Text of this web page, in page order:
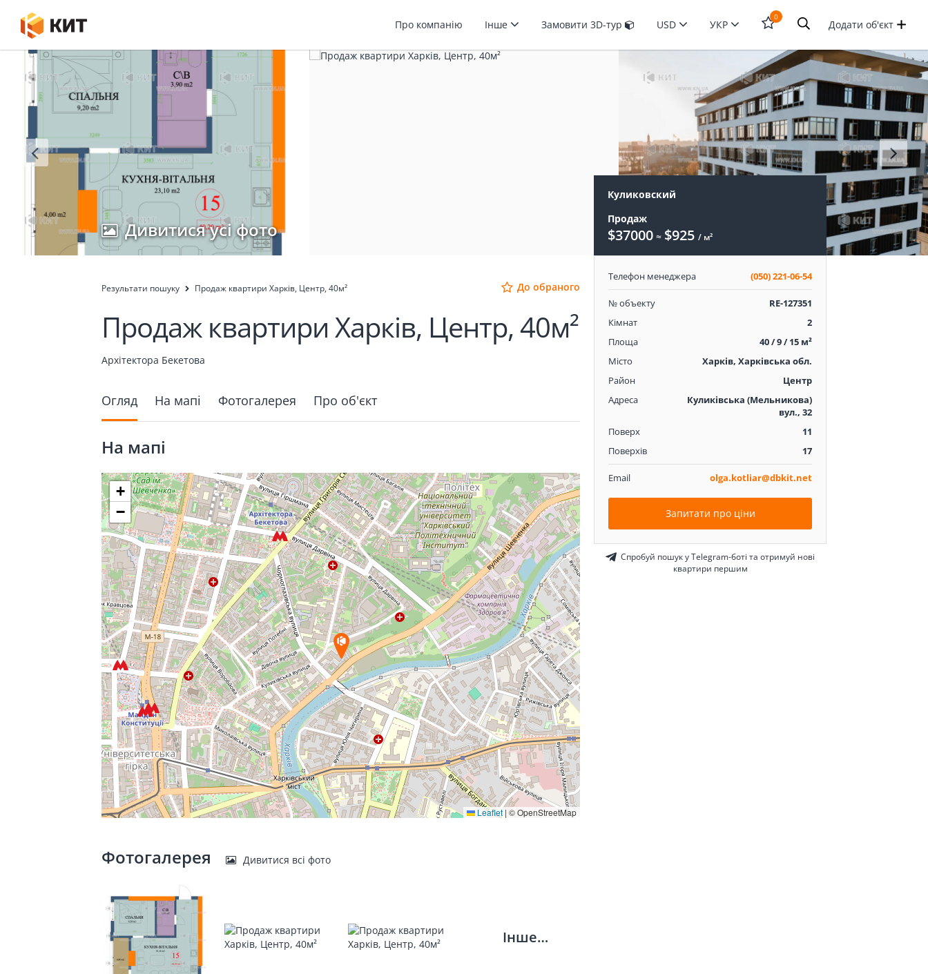
Про компанію Інше Замовити 3D-тур USD УКР
0
Відкрити
пошука
Додати об'єкт
Дивитися усі фото
Результати пошуку Продаж квартири Харків, Центр, 40м² До обраного
Продаж квартири Харків, Центр, 40м²
Архітектора Бекетова
Куликовский
Продаж
$37000 ≈ $925/ м²
Телефон менеджера (050) 221-06-54
№ объекту
RE-127351
Кімнат
2
Площа
40 / 9 / 15 м²
Місто
Харків, Харківська обл.
Район
Центр
Адреса
Куликівська (Мельникова)
вул., 32
Поверх
11
Поверхів
17
Email olga.kotliar@dbkit.net
Запитати про ціни
Спробуй пошук у Telegram-боті та отримуй нові
квартири першим
Огляд На мапі Фотогалерея Про об'єкт
На мапі
+
−
Leaflet | © OpenStreetMap
Фотогалерея Дивитися всі фото
Інше…